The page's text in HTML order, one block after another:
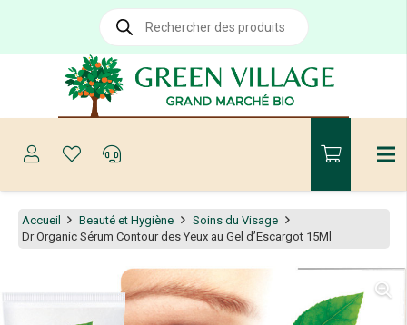
Recherche
produits
Accueil Beauté et Hygiène
Soins du Visage
Dr Organic Sérum Contour des Yeux au Gel d’Escargot 15Ml